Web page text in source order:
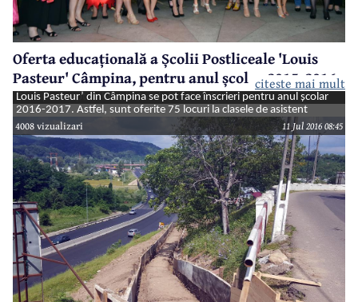
Oferta educațională a Școlii Postliceale 'Louis
Pasteur' Câmpina, pentru anul școlar 2015-2016
Până pe 2 septembrie, la Şcoala Postliceală
‘Louis Pasteur’ din Câmpina se pot face înscrieri pentru anul şcolar
2016-2017. Astfel, sunt oferite 75 locuri la clasele de asistent
medical generalist şi 50 locuri la clasele de asistent medical de
farmacie, în ambele cazuri fiind vorba de cursuri de zi, cu durata de 3
ani.
citeste mai mult
4008 vizualizari 11 Jul 2016 08:45